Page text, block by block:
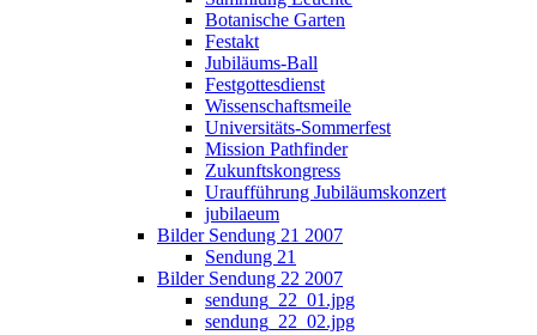
Botanische Garten
Festakt
Jubiläums-Ball
Festgottesdienst
Wissenschaftsmeile
Universitäts-Sommerfest
Mission Pathfinder
Zukunftskongress
Uraufführung Jubiläumskonzert
jubilaeum
Bilder Sendung 21 2007
Sendung 21
Bilder Sendung 22 2007
sendung_22_01.jpg
sendung_22_02.jpg